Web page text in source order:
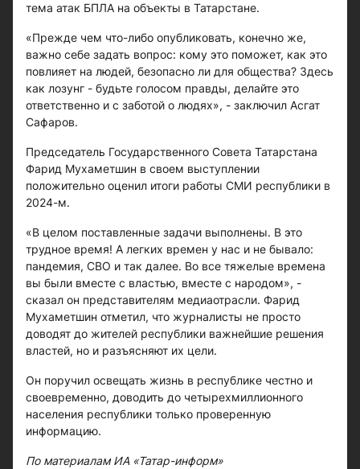
тема атак БПЛА на объекты в Татарстане.
«Прежде чем что-либо опубликовать, конечно же,
важно себе задать вопрос: кому это поможет, как это
повлияет на людей, безопасно ли для общества? Здесь
как лозунг - будьте голосом правды, делайте это
ответственно и с заботой о людях», - заключил Асгат
Сафаров.
Председатель Государственного Совета Татарстана
Фарид Мухаметшин в своем выступлении
положительно оценил итоги работы СМИ республики в
2024-м.
«В целом поставленные задачи выполнены. В это
трудное время! А легких времен у нас и не бывало:
пандемия, СВО и так далее. Во все тяжелые времена
вы были вместе с властью, вместе с народом», -
сказал он представителям медиа­отрасли. Фарид
Мухаметшин отметил, что журналисты не просто
доводят до жителей республики важнейшие решения
властей, но и разъясняют их цели.
Он поручил освещать жизнь в республике честно и
своевременно, доводить до четырехмиллионного
населения республики только проверенную
информацию.
По материалам ИА «Татар-информ»